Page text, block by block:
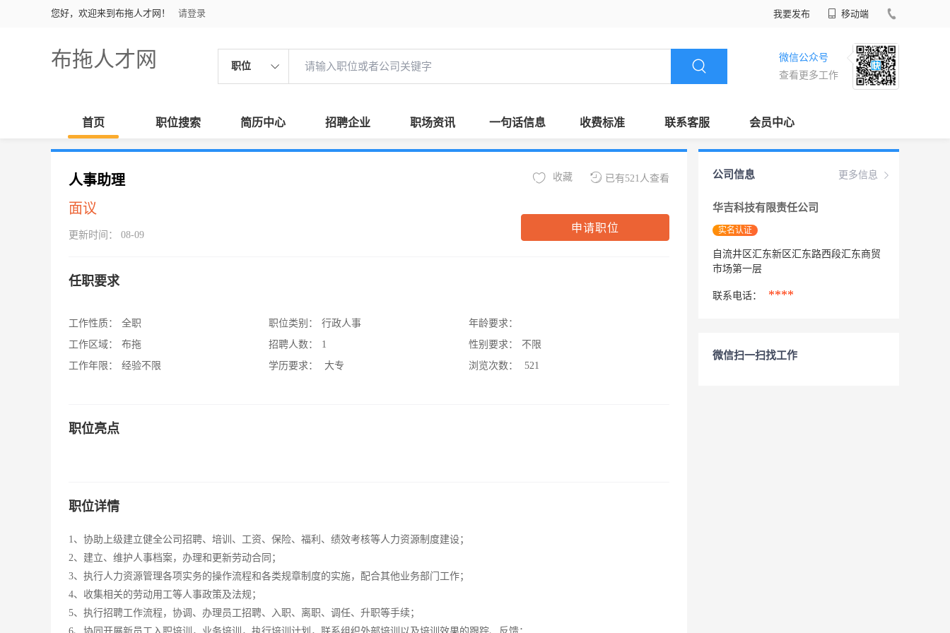
您好，欢迎来到布拖人才网！ 请登录 我要发布 移动端
布拖人才网 职位
微信公众号
查看更多工作
首页 职位搜索 简历中心 招聘企业 职场资讯 一句话信息 收费标准 联系客服 会员中心
人事助理
面议
更新时间： 08-09
已有521人查看
收藏
申请职位
任职要求
工作性质：
全职
工作区域：
布拖
工作年限：
经验不限
职位类别：
行政人事
招聘人数：
1
学历要求：
大专
年龄要求：
性别要求：
不限
浏览次数：
521
职位亮点
职位详情
1、协助上级建立健全公司招聘、培训、工资、保险、福利、绩效考核等人力资源制度建设；
2、建立、维护人事档案，办理和更新劳动合同；
3、执行人力资源管理各项实务的操作流程和各类规章制度的实施，配合其他业务部门工作；
4、收集相关的劳动用工等人事政策及法规；
5、执行招聘工作流程，协调、办理员工招聘、入职、离职、调任、升职等手续；
更多信息
公司信息
华吉科技有限责任公司
实名认证
自流井区汇东新区汇东路西段汇东商贸
市场第一层
联系电话： ****
微信扫一扫找工作